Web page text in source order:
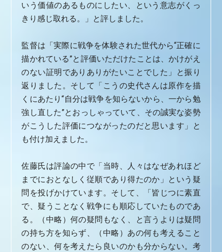
いう価値のあるものにしたい、という意志がくっ
きり感じ取れる。」と評しました。
監督は「実際に戦争を体験された世代から“正確に
描かれている”と評価いただけたことは、かけがえ
のない証明でありありがたいことでした」と振り
返りました。そして「こうの史代さんは原作を描
くにあたり“自分は戦争を知らないから、一から勉
強し直した”とおっしゃっていて、その誠実な姿勢
がこうした評価につながったのだと思います」と
も付け加えました。
佐藤氏は評論の中で「当時、人々はなぜあれほど
までにおとなしく従順であり得たのか」という疑
問を投げかけています。そして、「皆じつに素直
で、疑うことなく戦争にも順応していたものであ
る。（中略）何の疑問もなく、と言うよりは疑問
の持ち方を知らず、（中略）あの何も考えること
のない、何を考えたら良いのかも分からない。考